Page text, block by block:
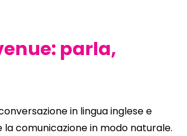
parla,
in lingua inglese e
comunicazione in modo naturale.